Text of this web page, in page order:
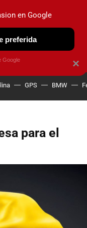
OBSERVATORIO
GPS BMW
para el
×
en Google
preferida
Google